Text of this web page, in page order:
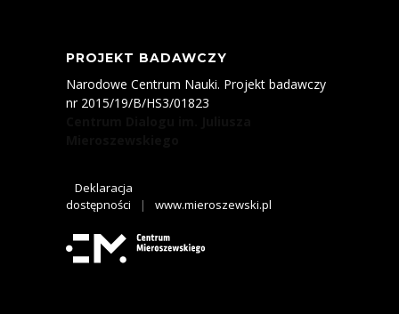
PROJEKT BADAWCZY
Narodowe Centrum Nauki. Projekt badawczy
nr 2015/19/B/HS3/01823
Deklaracja
dostępności
| www.mieroszewski.pl